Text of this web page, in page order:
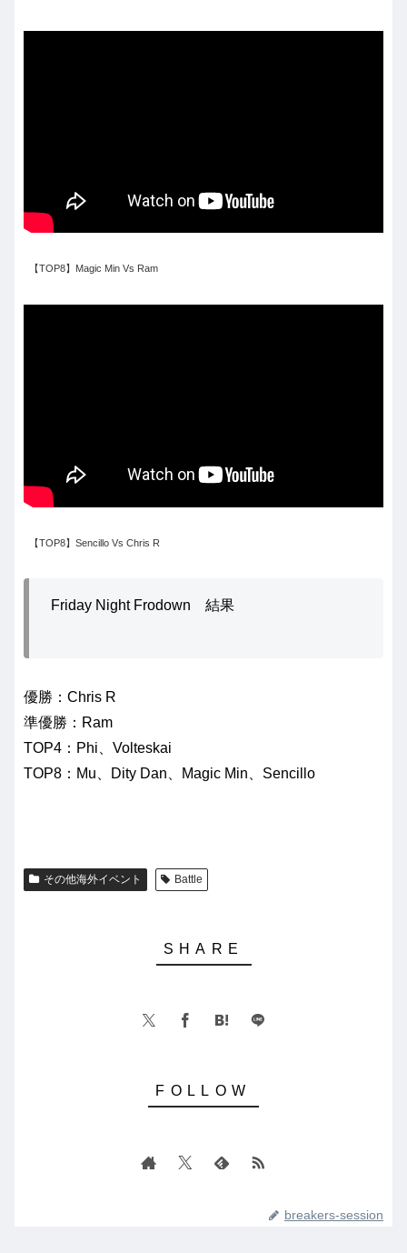
【TOP8】Magic Min Vs Ram
【TOP8】Sencillo Vs Chris R
Friday Night Frodown 結果
優勝：Chris R
準優勝：Ram
TOP4：Phi、Volteskai
TOP8：Mu、Dity Dan、Magic Min、Sencillo
その他海外イベント Battle
breakers-session